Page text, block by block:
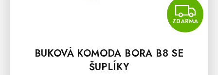
ZDARMA
BUKOVÁ KOMODA BORA B8 SE
ŠUPLÍKY